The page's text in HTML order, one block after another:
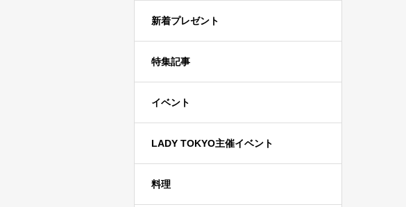
新着プレゼント
特集記事
イベント
LADY TOKYO主催イベント
料理